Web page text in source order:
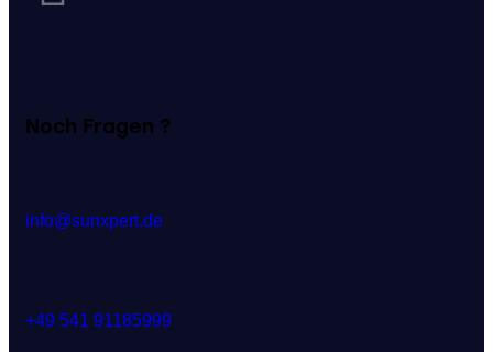
Noch Fragen ?
info@sunxpert.de
+49 541 91185999